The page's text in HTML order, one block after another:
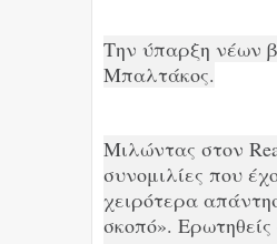
Την ύπαρξη νέων
Μπαλτάκος.
Μιλώντας στον
συνομιλίες που
χειρότερα
σκοπό».